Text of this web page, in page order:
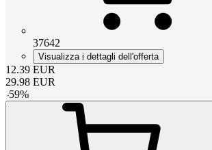
37642
Visualizza i dettagli dell'offerta
12.39 EUR
29.98 EUR
-59%